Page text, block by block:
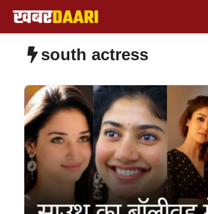
Skip
to
contentsouth actress